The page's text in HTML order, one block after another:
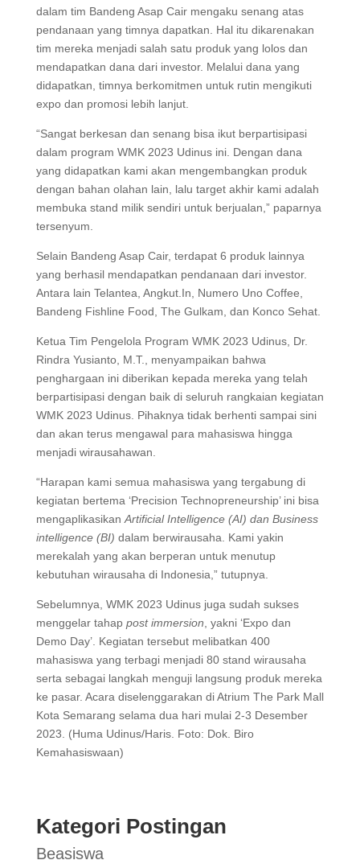
dalam tim Bandeng Asap Cair mengaku senang atas
pendanaan yang timnya dapatkan. Hal itu dikarenakan
tim mereka menjadi salah satu produk yang lolos dan
mendapatkan dana dari investor. Melalui dana yang
didapatkan, timnya berkomitmen untuk rutin mengikuti
expo dan promosi lebih lanjut.
“Sangat berkesan dan senang bisa ikut berpartisipasi
dalam program WMK 2023 Udinus ini. Dengan dana
yang didapatkan kami akan mengembangkan produk
dengan bahan olahan lain, lalu target akhir kami adalah
membuka stand milik sendiri untuk berjualan,” paparnya
tersenyum.
Selain Bandeng Asap Cair, terdapat 6 produk lainnya
yang berhasil mendapatkan pendanaan dari investor.
Antara lain Telantea, Angkut.In, Numero Uno Coffee,
Bandeng Fishline Food, The Gulkam, dan Konco Sehat.
Ketua Tim Pengelola Program WMK 2023 Udinus, Dr.
Rindra Yusianto, M.T., menyampaikan bahwa
penghargaan ini diberikan kepada mereka yang telah
berpartisipasi dengan baik di seluruh rangkaian kegiatan
WMK 2023 Udinus. Pihaknya tidak berhenti sampai sini
dan akan terus mengawal para mahasiswa hingga
menjadi wirausahawan.
“Harapan kami semua mahasiswa yang tergabung di
kegiatan bertema ‘Precision Technopreneurship’ ini bisa
mengaplikasikan Artificial Intelligence (AI) dan Business
intelligence (BI) dalam berwirausaha. Kami yakin
merekalah yang akan berperan untuk menutup
kebutuhan wirausaha di Indonesia,” tutupnya.
Sebelumnya, WMK 2023 Udinus juga sudah sukses
menggelar tahap post immersion , yakni ‘Expo dan
Demo Day’. Kegiatan tersebut melibatkan 400
mahasiswa yang terbagi menjadi 80 stand wirausaha
serta sebagai langkah menguji langsung produk mereka
ke pasar. Acara diselenggarakan di Atrium The Park Mall
Kota Semarang selama dua hari mulai 2-3 Desember
2023. (Huma Udinus/Haris. Foto: Dok. Biro
Kemahasiswaan)
Kategori Postingan
Beasiswa